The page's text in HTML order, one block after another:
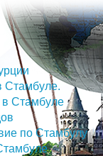
Стамбуле.
Стамбуле
по Стамбулу